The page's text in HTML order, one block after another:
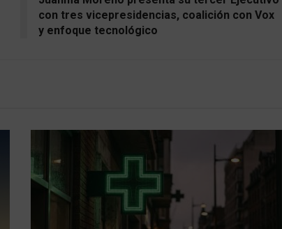
con tres vicepresidencias, coalición con Vox
y enfoque tecnológico